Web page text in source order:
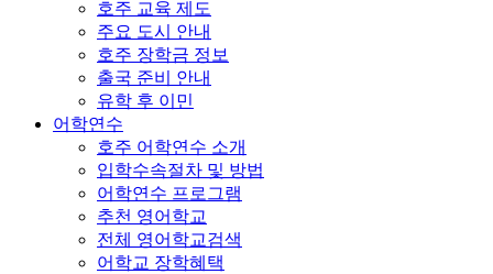
호주 교육 제도
주요 도시 안내
호주 장학금 정보
출국 준비 안내
유학 후 이민
어학연수
호주 어학연수 소개
입학수속절차 및 방법
어학연수 프로그램
추천 영어학교
전체 영어학교검색
어학교 장학혜택